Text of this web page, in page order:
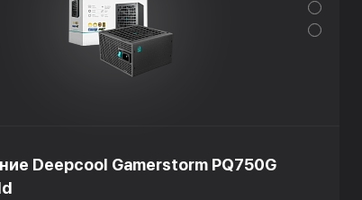
Deepcool Gamerstorm PQ750G